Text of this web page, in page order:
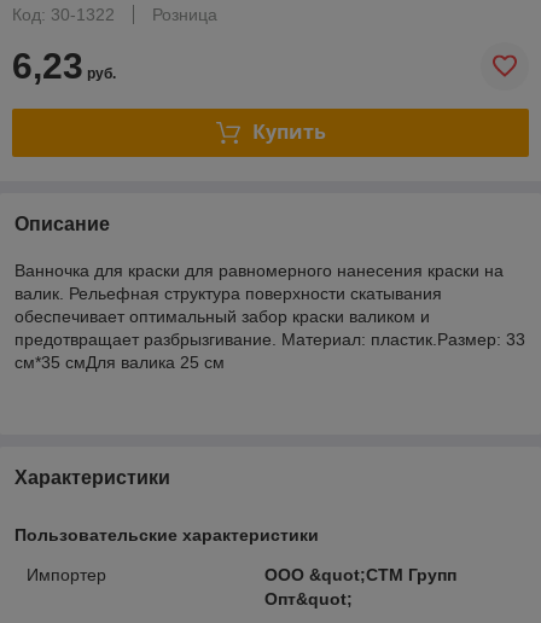
Код: 30-1322
Розница
6,23 руб.
Купить
Описание
Ванночка для краски для равномерного нанесения краски на
валик. Рельефная структура поверхности скатывания
обеспечивает оптимальный забор краски валиком и
предотвращает разбрызгивание. Материал: пластик.Размер: 33
см*35 смДля валика 25 см
Характеристики
Пользовательские характеристики
Импортер
ООО &quot;СТМ Групп
Опт&quot;